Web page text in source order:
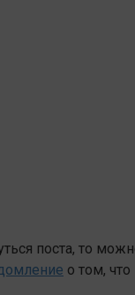
поста, то
о том,